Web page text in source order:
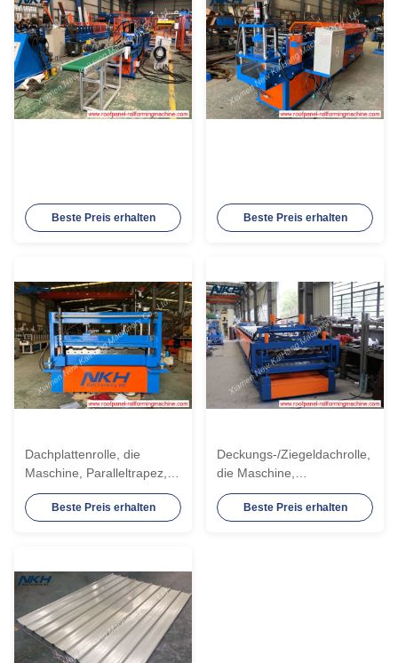
Beste Preis erhalten Beste Preis erhalten
Dachplattenrolle, die
Maschine, Paralleltrapez,
Profil überdachend, 0.4-
0.8mm Blechtafeln bildet
Beste Preis erhalten
Deckungs-/Ziegeldachrolle,
die Maschine,
Metallformung, walzend,
Doppelschicht,
Beste Preis erhalten